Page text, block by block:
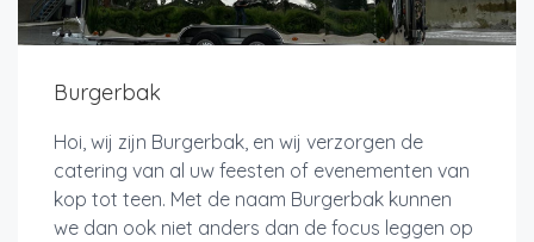
Burgerbak
Hoi, wij zijn Burgerbak, en wij verzorgen de
catering van al uw feesten of evenementen van
kop tot teen. Met de naam Burgerbak kunnen
we dan ook niet anders dan de focus leggen op